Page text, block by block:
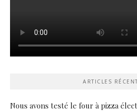
ARTICLES
Nous avons testé le four à pizza